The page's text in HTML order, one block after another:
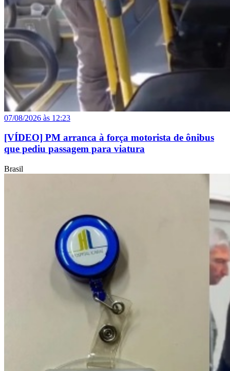
07/08/2026 às 12:23
[VÍDEO] PM arranca à força motorista de ônibus
que pediu passagem para viatura
Brasil